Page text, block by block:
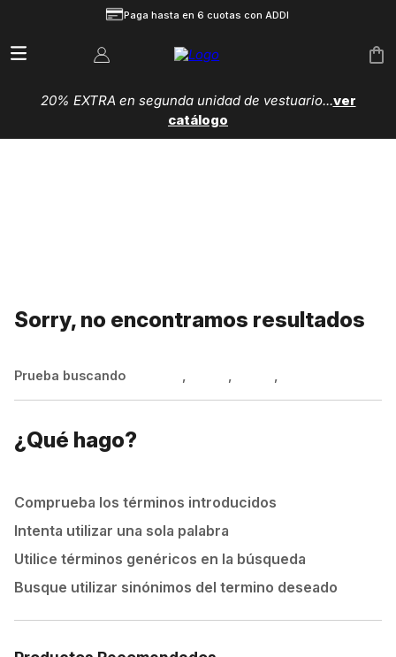
Paga hasta en 6 cuotas con ADDI
20% EXTRA en segunda unidad de vestuario...ver
catálogo
Sorry, no encontramos resultados
Prueba buscando , , ,
¿Qué hago?
Comprueba los términos introducidos
Intenta utilizar una sola palabra
Utilice términos genéricos en la búsqueda
Busque utilizar sinónimos del termino deseado